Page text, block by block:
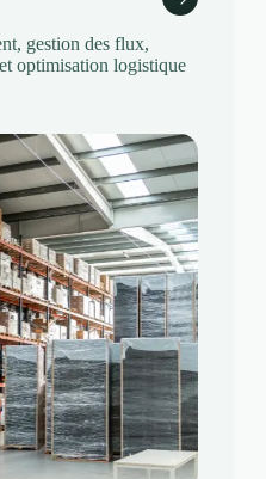
gestion des flux,
optimisation logistique